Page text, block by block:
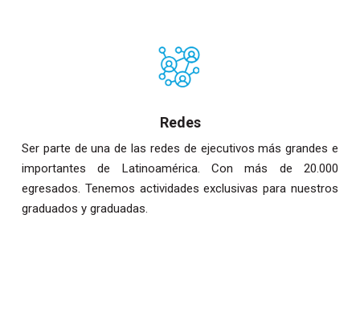
Redes
Ser parte de una de las redes de ejecutivos más grandes e
importantes de Latinoamérica. Con más de 20.000
egresados. Tenemos actividades exclusivas para nuestros
graduados y graduadas.